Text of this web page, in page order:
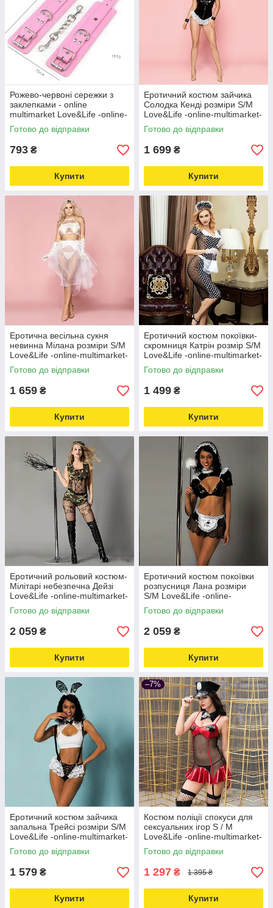
Рожево-червоні сережки з
заклепками - online
multimarket Love&Life -online-
multimarket-
Готово до відправки
793 ₴
Купити
Еротичний костюм зайчика
Солодка Кенді розміри S/M
Love&Life -online-multimarket-
Готово до відправки
1 699 ₴
Купити
Еротична весільна сукня
невинна Мілана розміри S/M
Love&Life -online-multimarket-
Готово до відправки
1 659 ₴
Купити
Еротичний костюм покоївки-
скромниця Катрін розмір S/M
Love&Life -online-multimarket-
Готово до відправки
1 499 ₴
Купити
Еротичний рольовий костюм-
Мілітарі небезпечна Дейзі
Love&Life -online-multimarket-
Готово до відправки
2 059 ₴
Купити
Еротичний костюм покоївки
розпусниця Лана розміри
S/M Love&Life -online-
multimarket-
Готово до відправки
2 059 ₴
Купити
Еротичний костюм зайчика
запальна Трейсі розміри S/M
Love&Life -online-multimarket-
Готово до відправки
1 579 ₴
Купити
–7%
Костюм поліції спокуси для
сексуальних ігор S / M
Love&Life -online-multimarket-
Готово до відправки
1 297 ₴ 1 395 ₴
Купити